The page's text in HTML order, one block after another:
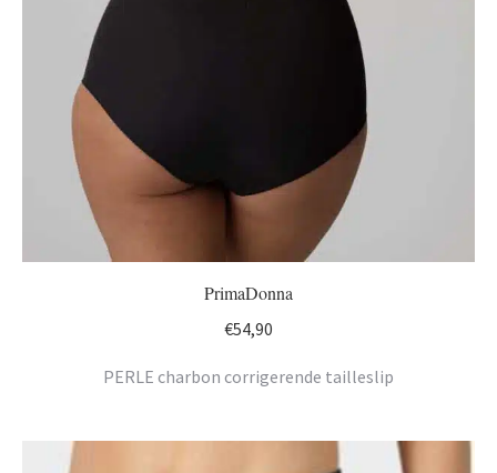
PrimaDonna
€54,90
PERLE charbon corrigerende tailleslip